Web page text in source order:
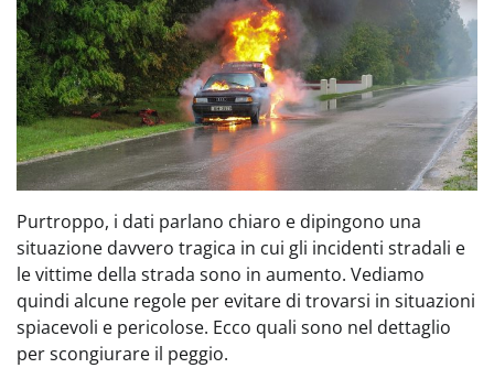
Purtroppo, i dati parlano chiaro e dipingono una
situazione davvero tragica in cui gli incidenti stradali e
le vittime della strada sono in aumento. Vediamo
quindi alcune regole per evitare di trovarsi in situazioni
spiacevoli e pericolose. Ecco quali sono nel dettaglio
per scongiurare il peggio.